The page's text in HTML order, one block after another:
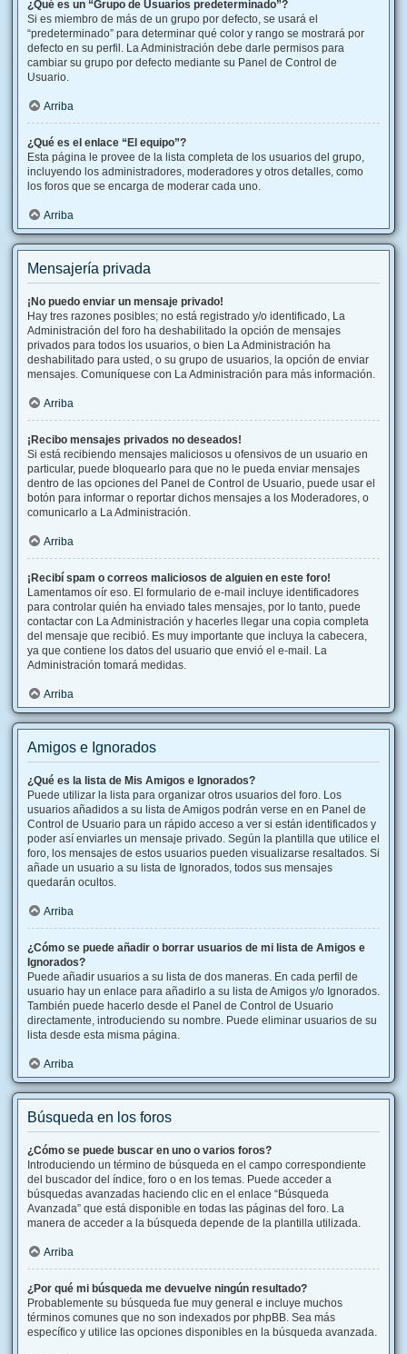
¿Qué es un “Grupo de Usuarios predeterminado”?
Si es miembro de más de un grupo por defecto, se usará el
“predeterminado” para determinar qué color y rango se mostrará por
defecto en su perfil. La Administración debe darle permisos para
cambiar su grupo por defecto mediante su Panel de Control de
Usuario.
Arriba
¿Qué es el enlace “El equipo”?
Esta página le provee de la lista completa de los usuarios del grupo,
incluyendo los administradores, moderadores y otros detalles, como
los foros que se encarga de moderar cada uno.
Arriba
Mensajería privada
¡No puedo enviar un mensaje privado!
Hay tres razones posibles; no está registrado y/o identificado, La
Administración del foro ha deshabilitado la opción de mensajes
privados para todos los usuarios, o bien La Administración ha
deshabilitado para usted, o su grupo de usuarios, la opción de enviar
mensajes. Comuníquese con La Administración para más información.
Arriba
¡Recibo mensajes privados no deseados!
Si está recibiendo mensajes maliciosos u ofensivos de un usuario en
particular, puede bloquearlo para que no le pueda enviar mensajes
dentro de las opciones del Panel de Control de Usuario, puede usar el
botón para informar o reportar dichos mensajes a los Moderadores, o
comunicarlo a La Administración.
Arriba
¡Recibí spam o correos maliciosos de alguien en este foro!
Lamentamos oír eso. El formulario de e-mail incluye identificadores
para controlar quién ha enviado tales mensajes, por lo tanto, puede
contactar con La Administración y hacerles llegar una copia completa
del mensaje que recibió. Es muy importante que incluya la cabecera,
ya que contiene los datos del usuario que envió el e-mail. La
Administración tomará medidas.
Arriba
Amigos e Ignorados
¿Qué es la lista de Mis Amigos e Ignorados?
Puede utilizar la lista para organizar otros usuarios del foro. Los
usuarios añadidos a su lista de Amigos podrán verse en en Panel de
Control de Usuario para un rápido acceso a ver si están identificados y
poder así enviarles un mensaje privado. Según la plantilla que utilice el
foro, los mensajes de estos usuarios pueden visualizarse resaltados. Si
añade un usuario a su lista de Ignorados, todos sus mensajes
quedarán ocultos.
Arriba
¿Cómo se puede añadir o borrar usuarios de mi lista de Amigos e
Ignorados?
Puede añadir usuarios a su lista de dos maneras. En cada perfil de
usuario hay un enlace para añadirlo a su lista de Amigos y/o Ignorados.
También puede hacerlo desde el Panel de Control de Usuario
directamente, introduciendo su nombre. Puede eliminar usuarios de su
lista desde esta misma página.
Arriba
Búsqueda en los foros
¿Cómo se puede buscar en uno o varios foros?
Introduciendo un término de búsqueda en el campo correspondiente
del buscador del índice, foro o en los temas. Puede acceder a
búsquedas avanzadas haciendo clic en el enlace “Búsqueda
Avanzada” que está disponible en todas las páginas del foro. La
manera de acceder a la búsqueda depende de la plantilla utilizada.
Arriba
¿Por qué mi búsqueda me devuelve ningún resultado?
Probablemente su búsqueda fue muy general e incluye muchos
términos comunes que no son indexados por phpBB. Sea más
específico y utilice las opciones disponibles en la búsqueda avanzada.